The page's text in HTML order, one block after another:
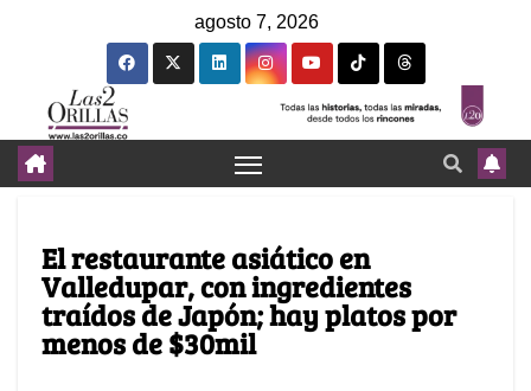
agosto 7, 2026
El restaurante asiático en
Valledupar, con ingredientes
traídos de Japón; hay platos por
menos de $30mil